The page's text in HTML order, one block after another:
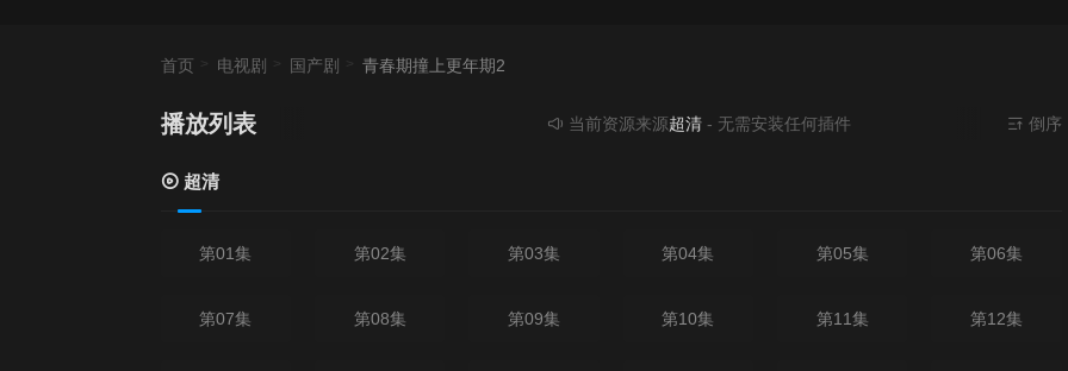
首页 电视剧 国产剧 青春期撞上更年期2
播放列表 当前资源来源超清- 无需安装任何插件 倒序
超清
第01集 第02集 第03集 第04集 第05集 第06集
第07集 第08集 第09集 第10集 第11集 第12集